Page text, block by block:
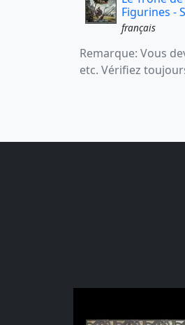
Figurines -
français
Remarque: Vous
etc. Vérifiez